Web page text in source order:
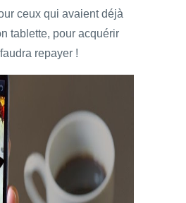
ceux qui avaient déjà
tablette, pour acquérir
repayer !